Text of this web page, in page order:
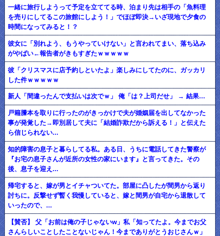
一緒に旅行しようって予定を立ててる時、泊まり先は相手の「魚料理
を売りにしてるこの旅館にしよう！」でほぼ即決→いざ現地で夕食の
時間になってみると！？
彼女に「別れよう、もうやっていけない」と言われてまい、落ち込み
がやばい←報告者がきもすぎたｗｗｗｗｗ
彼「クリスマスに店予約しといたよ」楽しみにしてたのに、ガッカリ
した件ｗｗｗｗｗ
新人「間違ったんで支払いは次でｗ」 俺「は？上司だせ」 → 結果…
戸籍謄本を取りに行ったのがきっかけで夫が婚姻届を出してなかった
事が発覚した→即別居して夫に「結婚詐欺だから訴える！」と伝えた
ら信じられない...
知的障害の息子と暮らしてる私。ある日、うちに電話してきた警察が
『お宅の息子さんが近所の女性の家にいます』と言ってきた。その
後、息子を迎え...
帰宅すると、嫁が男とイチャついてた。部屋に凸したが間男から返り
討ちに。反撃せず暫く我慢していると、嫁と間男が自宅から退散して
いったので、...
【賛否】 父「お前は俺の子じゃないw」私「知ってたよ。今までお父
さんらしいことしたことないじゃん！今までありがとうおじさんｗ」